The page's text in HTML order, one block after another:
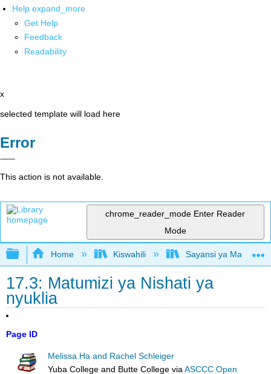
Help expand_more
Get Help
Feedback
Readability
x
selected template will load here
Error
This action is not available.
chrome_reader_mode Enter Reader
Mode
Expand/collapse global hierarchy
Home Kiswahili Sayansi ya
17.3: Matumizi ya Nishati ya
nyuklia
Page ID
Melissa Ha and Rachel Schleiger
Yuba College and Butte College viaASCCC Open